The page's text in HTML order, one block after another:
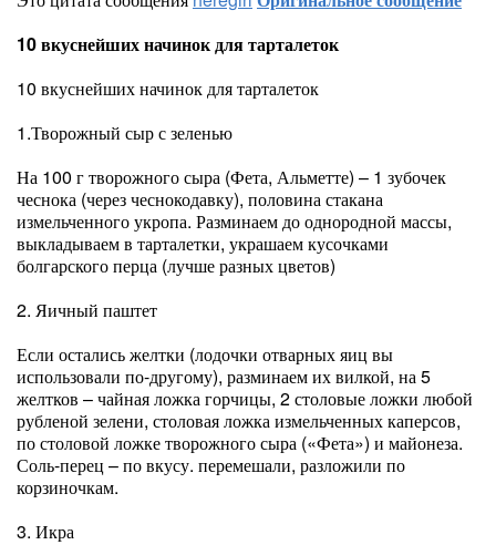
10 вкуснейших начинок для тарталеток
10 вкуснейших начинок для тарталеток
1.Творожный сыр с зеленью
На 100 г творожного сыра (Фета, Альметте) – 1 зубочек
чеснока (через чеснокодавку), половина стакана
измельченного укропа. Разминаем до однородной массы,
выкладываем в тарталетки, украшаем кусочками
болгарского перца (лучше разных цветов)
2. Яичный паштет
Если остались желтки (лодочки отварных яиц вы
использовали по-другому), разминаем их вилкой, на 5
желтков – чайная ложка горчицы, 2 столовые ложки любой
рубленой зелени, столовая ложка измельченных каперсов,
по столовой ложке творожного сыра («Фета») и майонеза.
Соль-перец – по вкусу. перемешали, разложили по
корзиночкам.
3. Икра